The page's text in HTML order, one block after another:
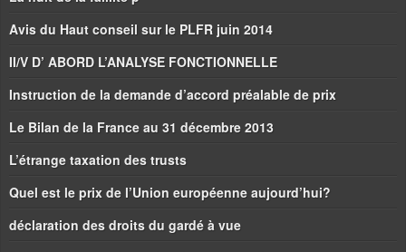
Avis du Haut conseil sur le PLFR juin 2014
II/V D’ ABORD L’ANALYSE FONCTIONNELLE
Instruction de la demande d’accord préalable de prix
Le Bilan de la France au 31 décembre 2013
L’étrange taxation des trusts
Quel est le prix de l’Union européenne aujourd’hui?
déclaration des droits du gardé à vue